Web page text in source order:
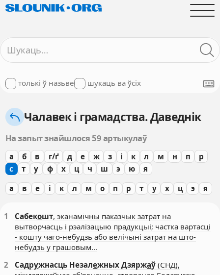
толькі ў назьве шукаць ва ўсіх
Чалавек і грамадства. Даведнік
На запыт знайшлося 59 артыкулаў
а б в г/ґ д е ж з і к л м н п
р
с
т у ф х ц ч ш э ю я
а в е і к л м о п р т у х ц э я
1 Сабекошт, эканамічны паказчык затрат на
вытворчасць і рэалізацыю прадукцыі; частка вартасці
- кошту чаго-небудзь або велічыні затрат на што-
небудзь у грашовым…
2
Садружнасць Незалежных Дзяржаў (СНД),